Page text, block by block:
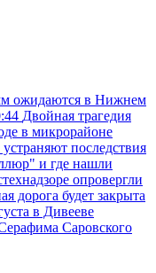
ожидаются в Нижнем
Двойная трагедия
в микрорайоне
последствия
и где нашли
опровергли
дорога будет закрыта
в Дивееве
Саровского